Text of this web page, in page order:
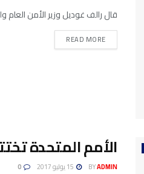
قال رالف غوديل وزير الأمن
READ MORE
الأمم المتحدة
BYADMIN